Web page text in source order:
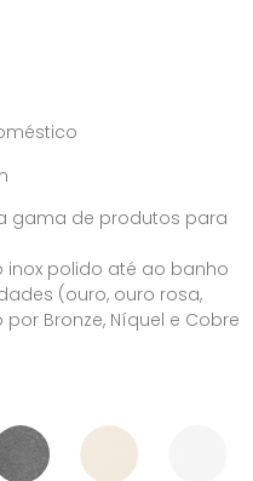
gama de produtos para
polido até ao banho
(ouro, ouro rosa,
Bronze, Níquel e Cobre